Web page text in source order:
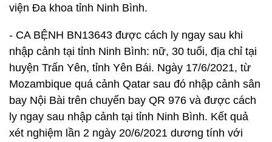
viện Đa khoa tỉnh Ninh Bình.
- CA BỆNH BN13643 được cách ly ngay sau khi
nhập cảnh tại tỉnh Ninh Bình: nữ, 30 tuổi, địa chỉ tại
huyện Trấn Yên, tỉnh Yên Bái. Ngày 17/6/2021, từ
Mozambique quá cảnh Qatar sau đó nhập cảnh sân
bay Nội Bài trên chuyến bay QR 976 và được cách
ly ngay sau nhập cảnh tại tỉnh Ninh Bình. Kết quả
xét nghiệm lần 2 ngày 20/6/2021 dương tính với